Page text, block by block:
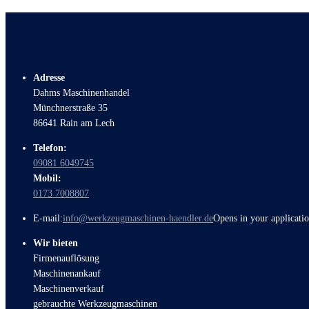
Adresse
Dahms Maschinenhandel
Münchnerstraße 35
86641 Rain am Lech
Telefon:
09081 6049745
Mobil:
0173 7008807
E-mail:info@werkzeugmaschinen-haendler.deOpens in your
Wir bieten
Firmenauflösung
Maschinenankauf
Maschinenverkauf
gebrauchte Werkzeugmaschinen